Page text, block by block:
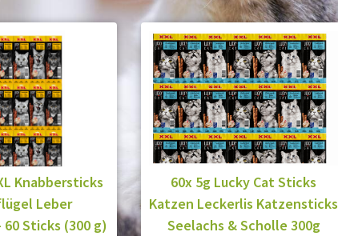
Knabbersticks
Leber
Sticks (300 g)
60x 5g Lucky Cat Sticks
Katzen Leckerlis Katzensticks
Seelachs & Scholle 300g